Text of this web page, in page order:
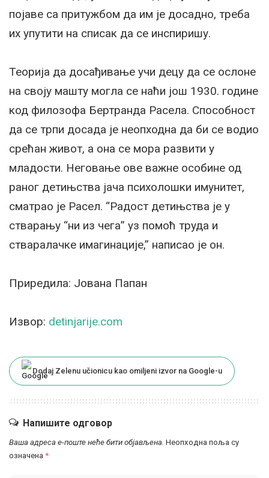
појаве са притужбом да им је досадно, треба
их упутити на списак да се инспиришу.
Теорија да досађивање учи децу да се ослоне
на своју машту могла се наћи још 1930. године
код филозофа Бертранда Расела. Способност
да се трпи досада је неопходна да би се водио
срећан живот, а она се мора развити у
младости. Неговање ове важне особине од
раног детињства јача психолошки имунитет,
сматрао је Расел. “Радост детињства је у
стварању “ни из чега” уз помоћ труда и
стваралачке имагинације,” написао је он.
Приредила: Јована Папан
Извор: detinjarije.com
Dodaj Zelenu učionicu kao omiljeni izvor na Google-u
Напишите одговор
Ваша адреса е-поште неће бити објављена. Неопходна поља су
означена *